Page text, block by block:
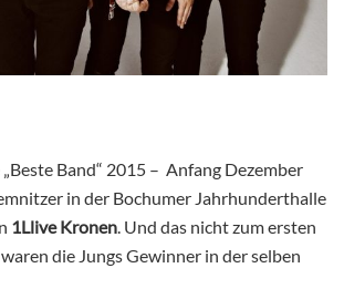
Band“ 2015 – Anfang Dezember
in der Bochumer Jahrhunderthalle
1Llive Kronen. Und das nicht zum ersten
die Jungs Gewinner in der selben